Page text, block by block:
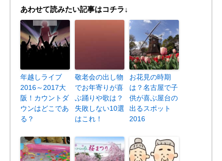
あわせて読みたい記事はコチラ↓
年越しライブ
2016～2017大
阪！カウントダ
ウンはどこであ
る？
敬老会の出し物
でお年寄りが喜
ぶ踊りや歌は？
失敗しない10選
はこれ！
お花見の時期
は？名古屋で子
供が喜ぶ屋台の
出るスポット
2016